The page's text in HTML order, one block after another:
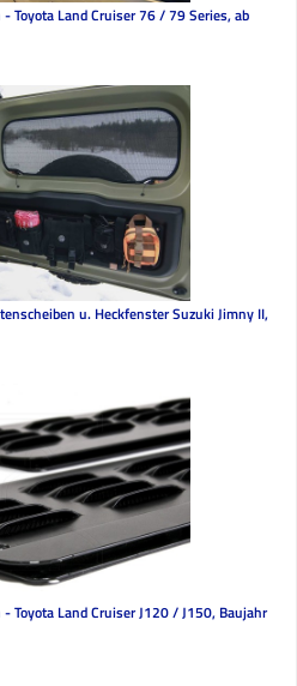
Toyota Land Cruiser 76 / 79 Series, ab
u. Heckfenster Suzuki Jimny II,
Toyota Land Cruiser J120 / J150, Baujahr